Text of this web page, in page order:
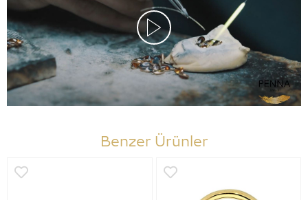
Benzer Ürünler